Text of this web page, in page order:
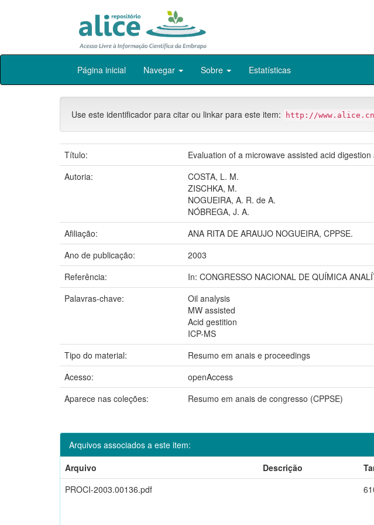
Skip
Página inicial Navegar Sobre Estatísticas
Use este identificador para citar ou linkar para este item: http://
Título:
Evaluation of a microwave assisted acid
Autoria:
COSTA, L. M.
ZISCHKA, M.
NOGUEIRA, A. R. de A.
NÓBREGA, J. A.
Afiliação:
ANA RITA DE ARAUJO NOGUEIRA, CPPSE.
Ano de publicação:
2003
Referência:
In: CONGRESSO NACIONAL DE QUÍMICA
Palavras-chave:
Oil analysis
MW assisted
Acid gestition
ICP-MS
Tipo do material:
Resumo em anais e proceedings
Acesso:
openAccess
Aparece nas coleções:
Resumo em anais de congresso (CPPSE)
Arquivos associados a este item:
Arquivo
Descrição
PROCI-2003.00136.pdf